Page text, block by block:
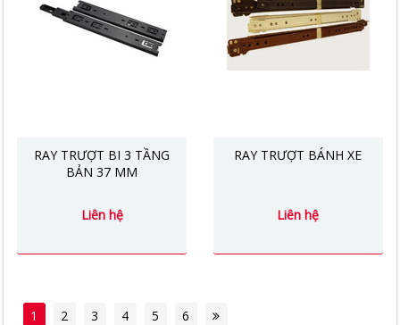
RAY TRƯỢT BI 3 TẦNG
BẢN 37 MM
Liên hệ
RAY TRƯỢT BÁNH XE
Liên hệ
1 2 3 4 5 6